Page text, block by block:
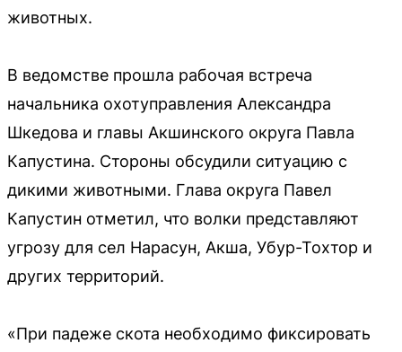
животных.
В ведомстве прошла рабочая встреча
начальника охотуправления Александра
Шкедова и главы Акшинского округа Павла
Капустина. Стороны обсудили ситуацию с
дикими животными. Глава округа Павел
Капустин отметил, что волки представляют
угрозу для сел Нарасун, Акша, Убур-Тохтор и
других территорий.
«При падеже скота необходимо фиксировать